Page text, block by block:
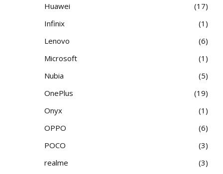
Huawei
17
Infinix
1
Lenovo
6
Microsoft
1
Nubia
5
OnePlus
19
Onyx
1
OPPO
6
POCO
3
realme
3